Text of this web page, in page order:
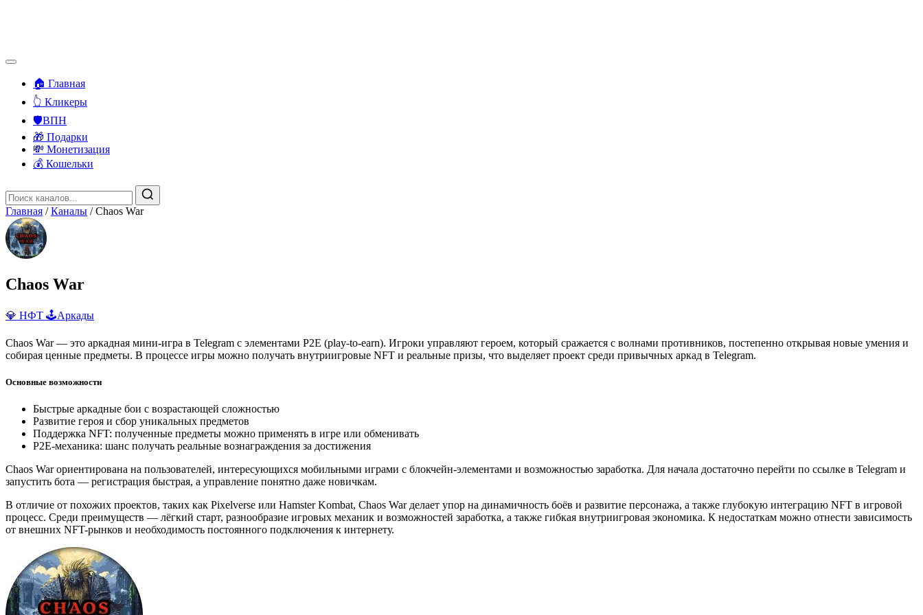
🏠 Главная
👆 Кликеры
🛡️ВПН
🎁 Подарки
💸 Монетизация
💰 Кошельки
Главная / Каналы / Chaos War
Chaos War
💎 НФТ 🕹️Аркады
Chaos War — это аркадная мини-игра в Telegram с элементами P2E (play-to-earn). Игроки управляют героем, который сражается с волнами противников, постепенно открывая новые умения и
собирая ценные предметы. В процессе игры можно получать внутриигровые NFT и реальные призы, что выделяет проект среди привычных аркад в Telegram.
Основные возможности
Быстрые аркадные бои с возрастающей сложностью
Развитие героя и сбор уникальных предметов
Поддержка NFT: полученные предметы можно применять в игре или обменивать
P2E-механика: шанс получать реальные вознаграждения за достижения
Chaos War ориентирована на пользователей, интересующихся мобильными играми с блокчейн-элементами и возможностью заработка. Для начала достаточно перейти по ссылке в Telegram и
запустить бота — регистрация быстрая, а управление понятно даже новичкам.
В отличие от похожих проектов, таких как Pixelverse или Hamster Kombat, Chaos War делает упор на динамичность боёв и развитие персонажа, а также глубокую интеграцию NFT в игровой
процесс. Среди преимуществ — лёгкий старт, разнообразие игровых механик и возможностей заработка, а также гибкая внутриигровая экономика. К недостаткам можно отнести зависимость
от внешних NFT-рынков и необходимость постоянного подключения к интернету.